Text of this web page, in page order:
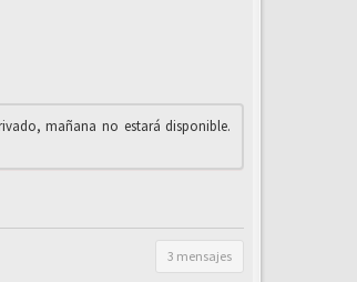
mañana no estará disponible.
3 mensajes